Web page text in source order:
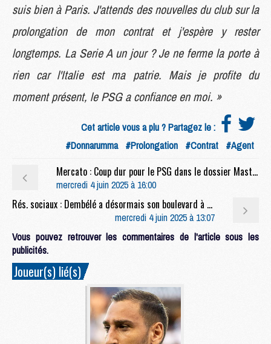
suis bien à Paris. J'attends des nouvelles du club sur la
prolongation de mon contrat et j'espère y rester
longtemps. La Serie A un jour ? Je ne ferme la porte à
rien car l'Italie est ma patrie. Mais je profite du
moment présent, le PSG a confiance en moi. »
Cet article vous a plu ? Partagez le :
#Donnarumma #Prolongation #Contrat #Agent
Mercato : Coup dur pour le PSG dans le dossier Mastantuono
mercredi 4 juin 2025 à 16:00
Rés. sociaux : Dembélé a désormais son boulevard à Paris
mercredi 4 juin 2025 à 13:07
Vous pouvez retrouver les commentaires de l'article sous les
publicités.
Joueur(s) lié(s)